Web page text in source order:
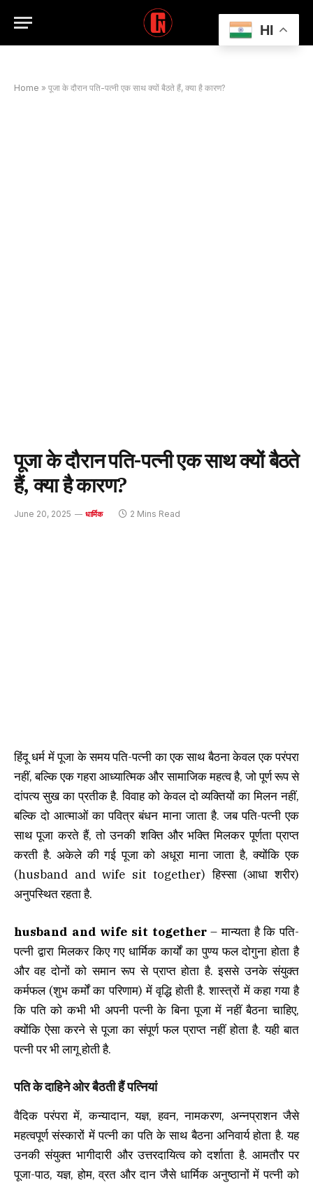
Home » पूजा के दौरान पति-पत्नी एक साथ क्यों बैठते हैं, क्या है कारण?
पूजा के दौरान पति-पत्नी एक साथ क्यों बैठते
हैं, क्या है कारण?
June 20, 2025 धार्मिक 2 Mins Read
हिंदू धर्म में पूजा के समय पति-पत्नी का एक साथ बैठना केवल एक परंपरा
नहीं, बल्कि एक गहरा आध्यात्मिक और सामाजिक महत्व है, जो पूर्ण रूप से
दांपत्य सुख का प्रतीक है. विवाह को केवल दो व्यक्तियों का मिलन नहीं,
बल्कि दो आत्माओं का पवित्र बंधन माना जाता है. जब पति-पत्नी एक
साथ पूजा करते हैं, तो उनकी शक्ति और भक्ति मिलकर पूर्णता प्राप्त
करती है. अकेले की गई पूजा को अधूरा माना जाता है, क्योंकि एक
(husband and wife sit together) हिस्सा (आधा शरीर)
अनुपस्थित रहता है.
husband and wife sit together– मान्यता है कि पति-
पत्नी द्वारा मिलकर किए गए धार्मिक कार्यों का पुण्य फल दोगुना होता है
और वह दोनों को समान रूप से प्राप्त होता है. इससे उनके संयुक्त
कर्मफल (शुभ कर्मों का परिणाम) में वृद्धि होती है. शास्त्रों में कहा गया है
कि पति को कभी भी अपनी पत्नी के बिना पूजा में नहीं बैठना चाहिए,
क्योंकि ऐसा करने से पूजा का संपूर्ण फल प्राप्त नहीं होता है. यही बात
पत्नी पर भी लागू होती है.
पति के दाहिने ओर बैठती हैं पत्नियां
वैदिक परंपरा में, कन्यादान, यज्ञ, हवन, नामकरण, अन्नप्राशन जैसे
महत्वपूर्ण संस्कारों में पत्नी का पति के साथ बैठना अनिवार्य होता है. यह
उनकी संयुक्त भागीदारी और उत्तरदायित्व को दर्शाता है. आमतौर पर
पूजा-पाठ, यज्ञ, होम, व्रत और दान जैसे धार्मिक अनुष्ठानों में पत्नी को
HI